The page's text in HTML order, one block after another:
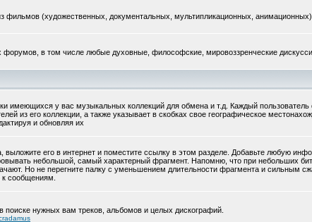
фильмов (художественных, документальных, мультипликационных,
форумов, в том числе любые духовные, философские, мировоззренческие
имеющихся у вас музыкальных коллекций для обмена и т.д. Каждый пользователь
из его коллекции, а также указывает в скобках свое географическое
и обновляя их
выложите его в интернет и поместите ссылку в этом разделе. Добавьте любую
небольшой, самый характерный фрагмент. Напомню, что при небольших
Но не перегните палку с уменьшением длительности фрагмента и сильным
сообщениям.
нужных вам треков, альбомов и целых дискографий.